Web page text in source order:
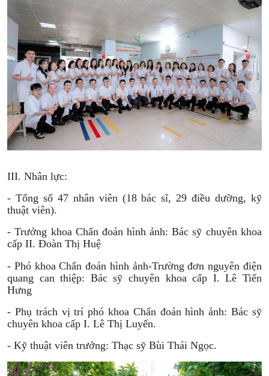
III. Nhân lực:
- Tổng số 47 nhân viên (18 bác sĩ, 29 điều dưỡng, kỹ
thuật viên).
- Trưởng khoa Chẩn đoán hình ảnh: Bác sỹ chuyên khoa
cấp II. Đoàn Thị Huệ
- Phó khoa Chẩn đoán hình ảnh-Trường đơn nguyên điện
quang can thiệp: Bác sỹ chuyên khoa cấp I. Lê Tiến
Hưng
- Phụ trách vị trí phó khoa Chẩn đoán hình ảnh: Bác sỹ
chuyên khoa cấp I. Lê Thị Luyến.
- Kỹ thuật viên trưởng: Thạc sỹ Bùi Thái Ngọc.